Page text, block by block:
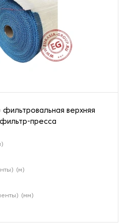
фильтровальная верхняя
пресса
(м)
(мм)